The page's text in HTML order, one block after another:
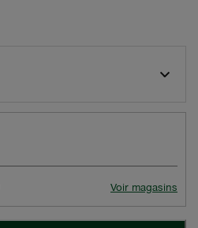
Voir magasins